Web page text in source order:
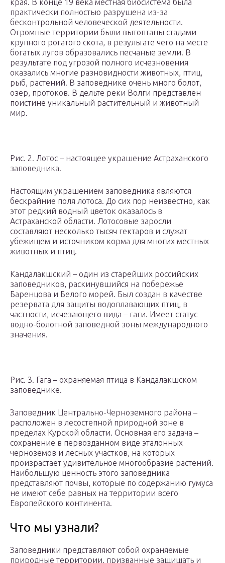
края. В конце 19 века местная биосистема была
практически полностью разрушена из-за
бесконтрольной человеческой деятельности.
Огромные территории были вытоптаны стадами
крупного рогатого скота, в результате чего на месте
богатых лугов образовались песчаные земли. В
результате под угрозой полного исчезновения
оказались многие разновидности животных, птиц,
рыб, растений. В заповеднике очень много болот,
озер, протоков. В дельте реки Волги представлен
поистине уникальный растительный и животный
мир.
Рис. 2. Лотос – настоящее украшение Астраханского
заповедника.
Настоящим украшением заповедника являются
бескрайние поля лотоса. До сих пор неизвестно, как
этот редкий водный цветок оказалось в
Астраханской области. Лотосовые заросли
составляют несколько тысяч гектаров и служат
убежищем и источником корма для многих местных
животных и птиц.
Кандалакшский – один из старейших российских
заповедников, раскинувшийся на побережье
Баренцова и Белого морей. Был создан в качестве
резервата для защиты водоплавающих птиц, в
частности, исчезающего вида – гаги. Имеет статус
водно-болотной заповедной зоны международного
значения.
Рис. 3. Гага – охраняемая птица в Кандалакшском
заповеднике.
Заповедник Центрально-Черноземного района –
расположен в лесостепной природной зоне в
пределах Курской области. Основная его задача –
сохранение в первозданном виде эталонных
черноземов и лесных участков, на которых
произрастает удивительное многообразие растений.
Наибольшую ценность этого заповедника
представляют почвы, которые по содержанию гумуса
не имеют себе равных на территории всего
Европейского континента.
Что мы узнали?
Заповедники представляют собой охраняемые
природные территории, призванные защищать и